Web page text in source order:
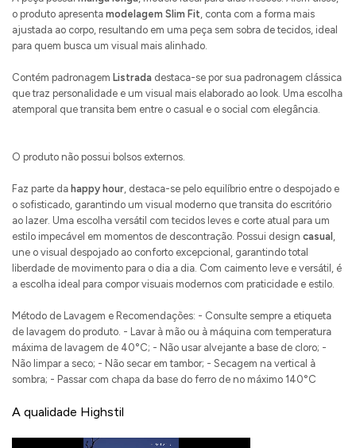
o produto apresenta modelagem Slim Fit, conta com a forma mais
ajustada ao corpo, resultando em uma peça sem sobra de tecidos, ideal
para quem busca um visual mais alinhado.
Contém padronagem Listrada destaca-se por sua padronagem clássica
que traz personalidade e um visual mais elaborado ao look. Uma escolha
atemporal que transita bem entre o casual e o social com elegância.
O produto não possui bolsos externos.
Faz parte da happy hour, destaca-se pelo equilíbrio entre o despojado e
o sofisticado, garantindo um visual moderno que transita do escritório
ao lazer. Uma escolha versátil com tecidos leves e corte atual para um
estilo impecável em momentos de descontração. Possui design casual ,
une o visual despojado ao conforto excepcional, garantindo total
liberdade de movimento para o dia a dia. Com caimento leve e versátil, é
a escolha ideal para compor visuais modernos com praticidade e estilo.
Método de Lavagem e Recomendações: - Consulte sempre a etiqueta
de lavagem do produto. - Lavar à mão ou à máquina com temperatura
máxima de lavagem de 40°C; - Não usar alvejante a base de cloro; -
Não limpar a seco; - Não secar em tambor; - Secagem na vertical à
sombra; - Passar com chapa da base do ferro de no máximo 140°C
A qualidade Highstil